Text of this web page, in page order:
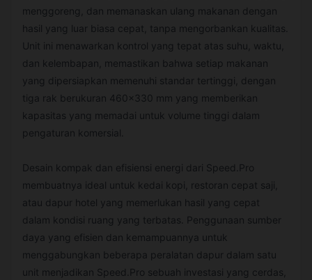
menggoreng, dan memanaskan ulang makanan dengan
hasil yang luar biasa cepat, tanpa mengorbankan kualitas.
Unit ini menawarkan kontrol yang tepat atas suhu, waktu,
dan kelembapan, memastikan bahwa setiap makanan
yang dipersiapkan memenuhi standar tertinggi, dengan
tiga rak berukuran 460x330 mm yang memberikan
kapasitas yang memadai untuk volume tinggi dalam
pengaturan komersial.
Desain kompak dan efisiensi energi dari Speed.Pro
membuatnya ideal untuk kedai kopi, restoran cepat saji,
atau dapur hotel yang memerlukan hasil yang cepat
dalam kondisi ruang yang terbatas. Penggunaan sumber
daya yang efisien dan kemampuannya untuk
menggabungkan beberapa peralatan dapur dalam satu
unit menjadikan Speed.Pro sebuah investasi yang cerdas,